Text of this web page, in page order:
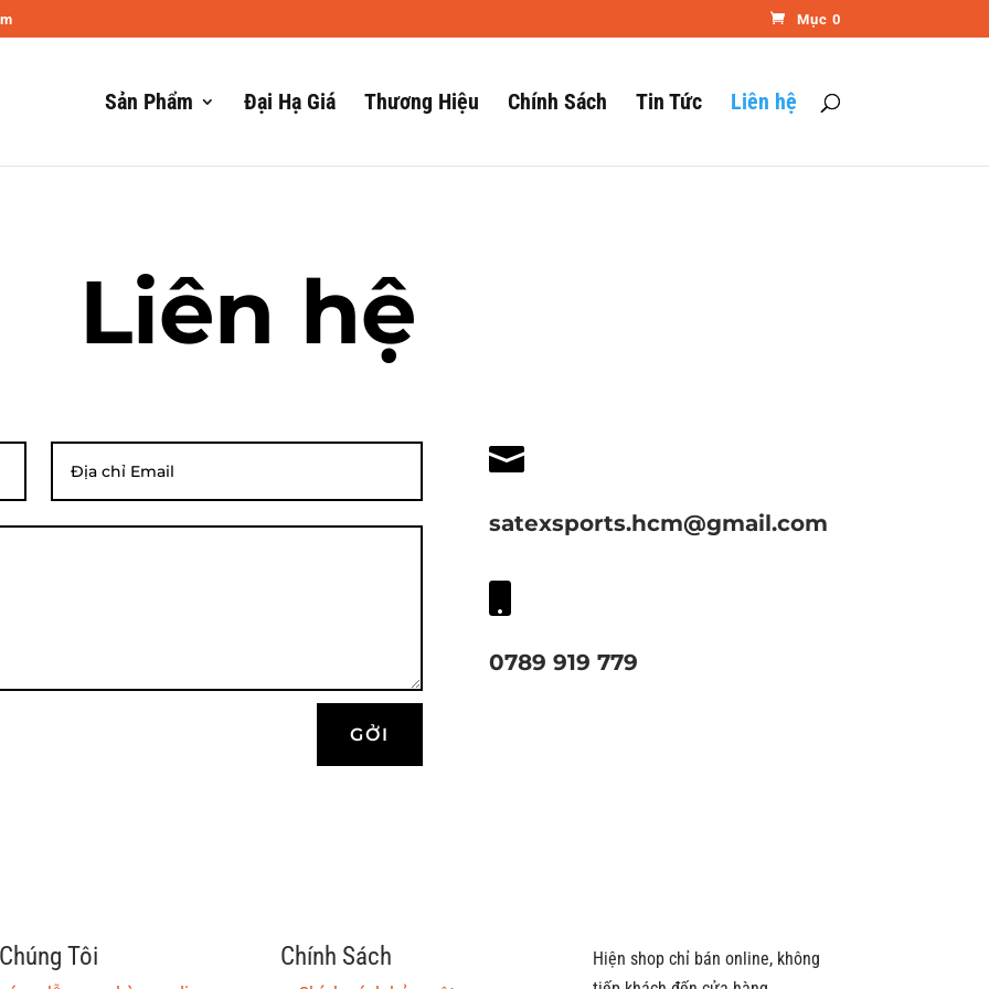
Mục 0
Sản Phẩm Đại Hạ Giá Thương Hiệu Chính Sách Tin Tức Liên hệ
Liên hệ
GỞI

satexsports.hcm@gmail.com
0789 919 779
Tôi Chính Sách
Hiện shop chỉ bán online, không